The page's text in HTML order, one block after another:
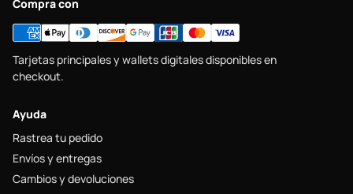
Compra con
Tarjetas principales y wallets digitales disponibles en
checkout.
Ayuda
Rastrea tu pedido
Envíos y entregas
Cambios y devoluciones